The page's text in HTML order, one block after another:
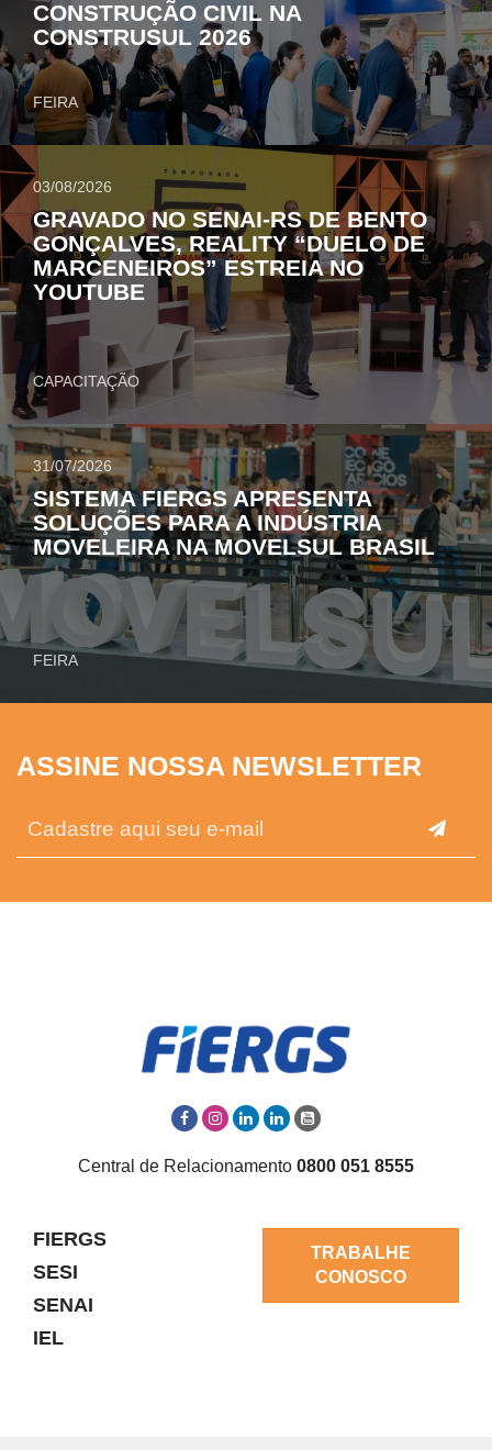
CONSTRUÇÃO CIVIL NA
CONSTRUSUL 2026
FEIRA
03/08/2026
GRAVADO NO SENAI-RS DE BENTO
GONÇALVES, REALITY “DUELO DE
MARCENEIROS” ESTREIA NO
YOUTUBE
CAPACITAÇÃO
31/07/2026
SISTEMA FIERGS APRESENTA
SOLUÇÕES PARA A INDÚSTRIA
MOVELEIRA NA MOVELSUL BRASIL
FEIRA
ASSINE NOSSA NEWSLETTER
Central de Relacionamento 0800 051 8555
FIERGS
SESI
SENAI
IEL
TRABALHE
CONOSCO